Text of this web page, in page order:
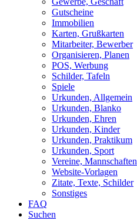
Gutscheine
Immobilien
Karten, Grußkarten
Mitarbeiter, Bewerber
Organisieren, Planen
POS, Werbung
Schilder, Tafeln
Spiele
Urkunden, Allgemein
Urkunden, Blanko
Urkunden, Ehren
Urkunden, Kinder
Urkunden, Praktikum
Urkunden, Sport
Vereine, Mannschaften
Website-Vorlagen
Zitate, Texte, Schilder
Sonstiges
FAQ
Suchen